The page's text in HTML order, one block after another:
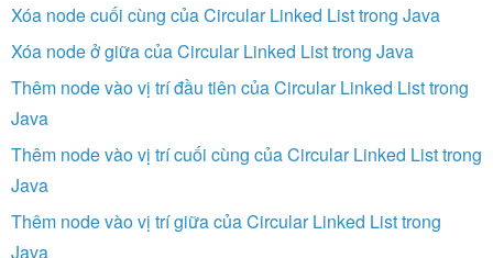
Xóa node cuối cùng của Circular Linked List trong Java
Xóa node ở giữa của Circular Linked List trong Java
Thêm node vào vị trí đầu tiên của Circular Linked List trong
Java
Thêm node vào vị trí cuối cùng của Circular Linked List trong
Java
Thêm node vào vị trí giữa của Circular Linked List trong
Java